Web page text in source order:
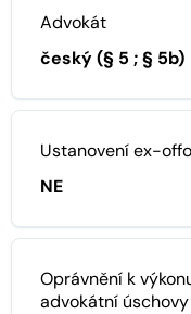
Advokát
český (§ 5 ; § 5b)
Ustanovení ex-offo
NE
Oprávnění k
advokátní